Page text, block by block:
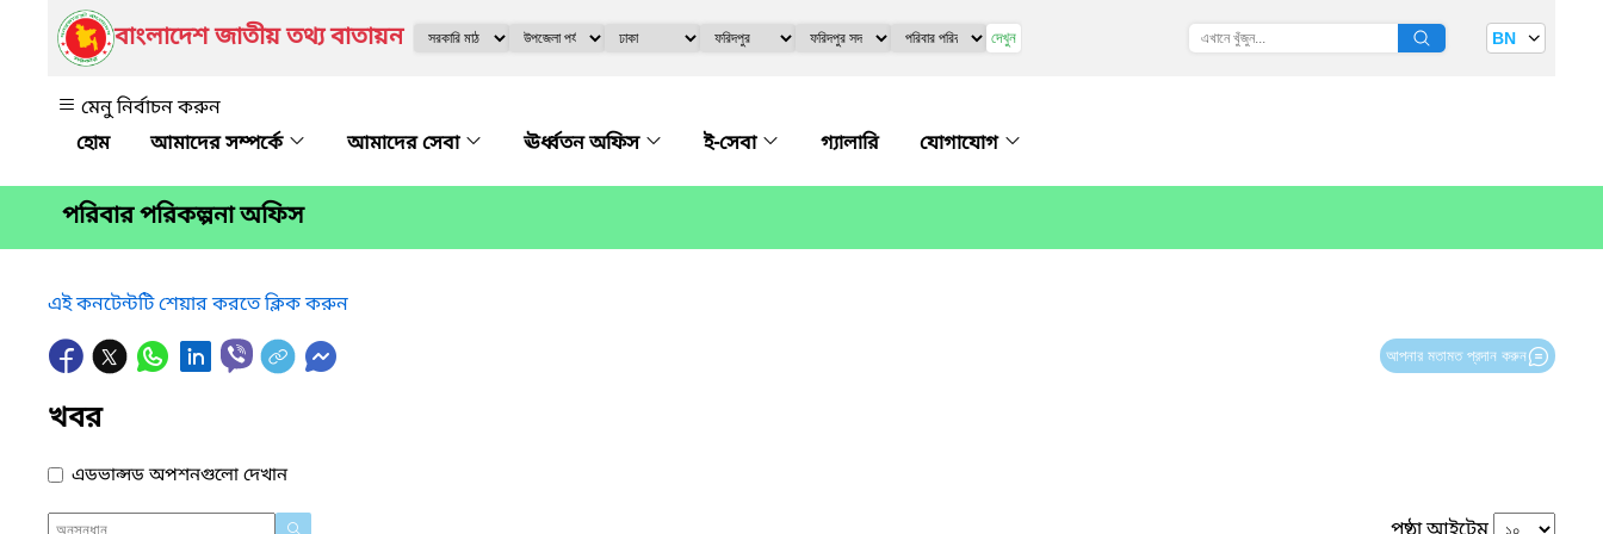
বাংলাদেশ জাতীয় তথ্য বাতায়ন দেখুন BN
মেনু নির্বাচন করুন
আমাদের সম্পর্কে
আমাদের সেবা ঊর্ধ্বতন অফিস ই-সেবা গ্যালারি যোগাযোগ
পরিবার পরিকল্পনা অফিস
এই কনটেন্টটি শেয়ার করতে ক্লিক করুন
আপনার মতামত প্রদান করুন
খবর
এডভান্সড অপশনগুলো দেখান